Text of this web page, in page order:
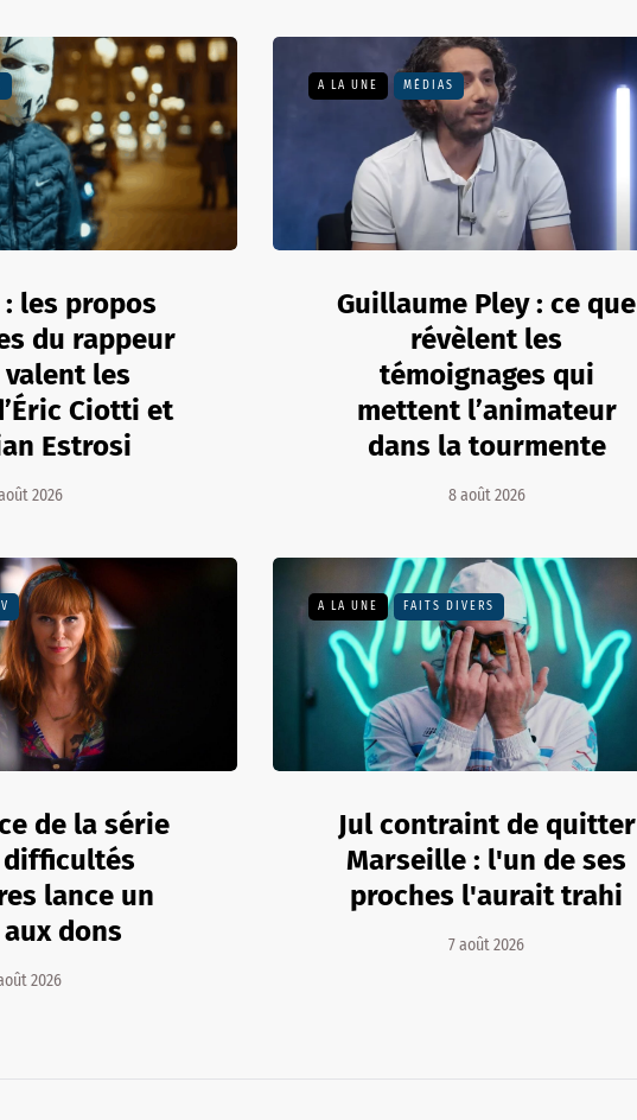
: les propos
du rappeur
les
Ciotti et
Estrosi
2026
A LA UNE MÉDIAS
Guillaume Pley : ce que
révèlent les
témoignages qui
mettent l’animateur
dans la tourmente
8 août 2026
de la série
difficultés
lance un
dons
2026
A LA UNE FAITS DIVERS
Jul contraint de quitter
Marseille : l'un de ses
proches l'aurait trahi
7 août 2026